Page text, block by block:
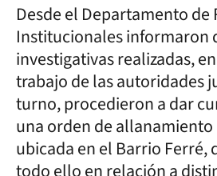
Desde el Departamento de
Institucionales informaron
investigativas realizadas,
trabajo de las autoridades
turno, procedieron a dar
una orden de
ubicada en el Barrio Ferré,